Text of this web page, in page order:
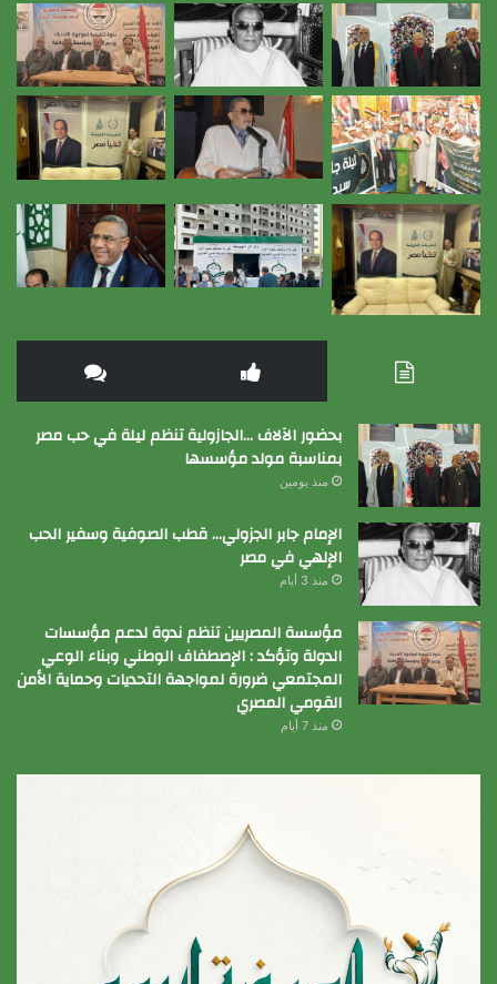
بحضور الآلاف …الجازولية تنظم ليلة في حب مصر
بمناسبة مولد مؤسسها
منذ يومين
الإمام جابر الجزولي… قطب الصوفية وسفير الحب
الإلهي في مصر
منذ 3 أيام
مؤسسة المصريين تنظم ندوة لدعم مؤسسات
الدولة وتؤكد : الإصطفاف الوطني وبناء الوعي
المجتمعي ضرورة لمواجهة التحديات وحماية الأمن
القومي المصري
منذ 7 أيام